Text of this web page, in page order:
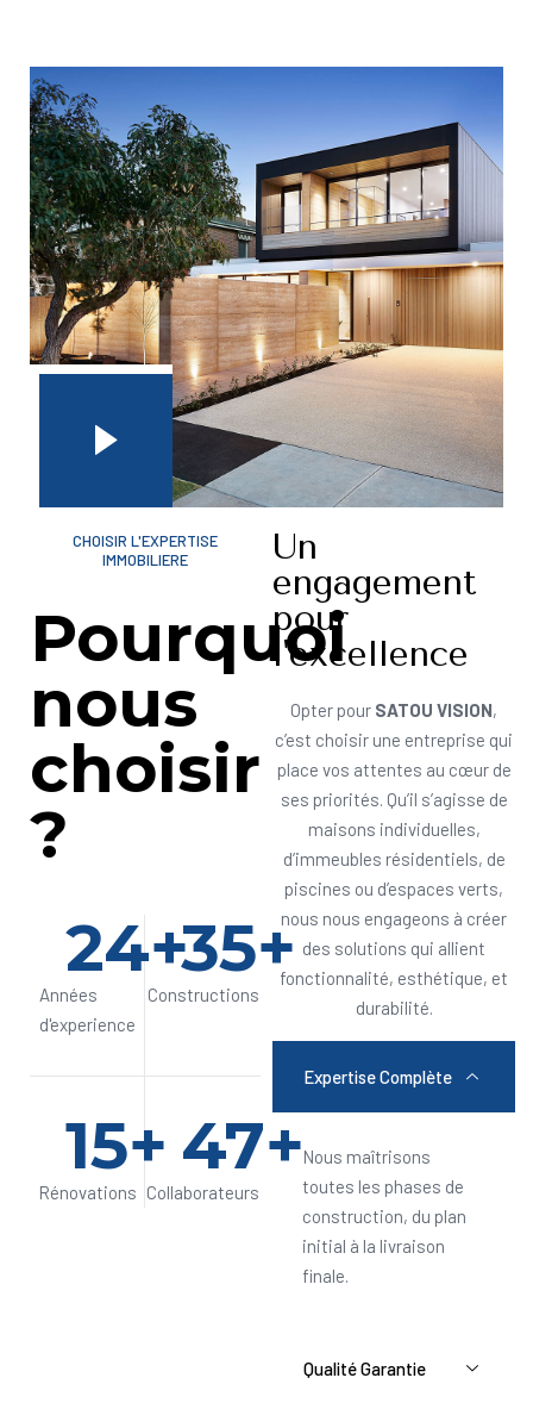
CHOISIR L'EXPERTISE
IMMOBILIERE
Pourquoi
nous
choisir
?
Années
d'experience
24+
Constructions
35+
Rénovations
15+
Collaborateurs
47+
Un
engagement
pour
l'excellence
Opter pour SATOU VISION,
c’est choisir une entreprise qui
place vos attentes au cœur de
ses priorités. Qu’il s’agisse de
maisons individuelles,
d’immeubles résidentiels, de
piscines ou d’espaces verts,
nous nous engageons à créer
des solutions qui allient
fonctionnalité, esthétique, et
durabilité.
Expertise Complète
Nous maîtrisons
toutes les phases de
construction, du plan
initial à la livraison
finale.
Qualité Garantie